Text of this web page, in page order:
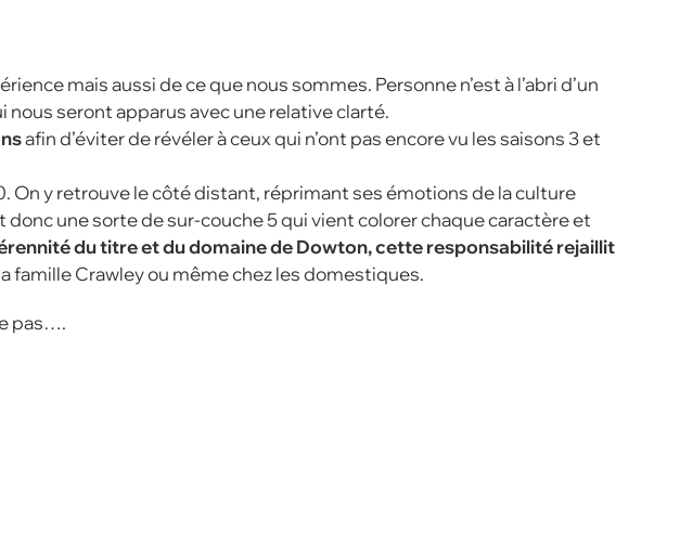
mais aussi de ce que nous sommes. Personne n’est à l’abri d’un
seront apparus avec une relative clarté.
afin d’éviter de révéler à ceux qui n’ont pas encore vu les saisons 3 et
On y retrouve le côté distant, réprimant ses émotions de la culture
donc une sorte de sur-couche 5 qui vient colorer chaque caractère et
du titre et du domaine de Dowton, cette responsabilité rejaillit
famille Crawley ou même chez les domestiques.
pas….